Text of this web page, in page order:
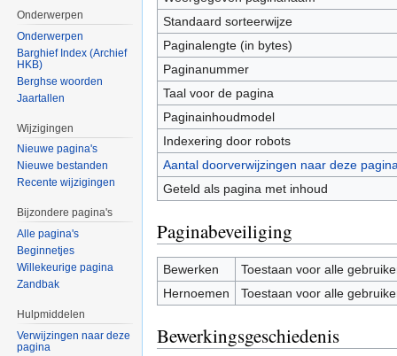
Standaard sorteerwijze
Paginalengte (in bytes)
Paginanummer
Taal voor de pagina
Paginainhoudmodel
Indexering door robots
Aantal doorverwijzingen naar deze
Geteld als pagina met inhoud
Paginabeveiliging
Bewerken
Toestaan voor alle
Hernoemen
Toestaan voor alle
Bewerkingsgeschiedenis
Onderwerpen
Onderwerpen
Barghief Index (Archief
HKB)
Berghse woorden
Jaartallen
Wijzigingen
Nieuwe pagina's
Nieuwe bestanden
Recente wijzigingen
Bijzondere pagina's
Alle pagina's
Beginnetjes
Willekeurige pagina
Zandbak
Hulpmiddelen
Verwijzingen naar deze
pagina